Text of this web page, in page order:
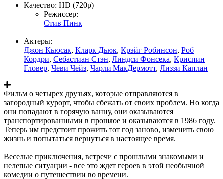
Качество: HD (720p)
Режиссер:
Стив Пинк
Актеры:
Джон Кьюсак, Кларк Дьюк, Крэйг Робинсон, Роб
Кордри, Себастиан Стэн, Линдси Фонсека, Криспин
Гловер, Чеви Чейз, Чарли МакДермотт, Лиззи Каплан
Фильм о четырех друзьях, которые отправляются в
загородный курорт, чтобы сбежать от своих проблем. Но когда
они попадают в горячую ванну, они оказываются
транспортированными в прошлое и оказываются в 1986 году.
Теперь им предстоит прожить тот год заново, изменить свою
жизнь и попытаться вернуться в настоящее время.
Веселые приключения, встречи с прошлыми знакомыми и
нелепые ситуации - все это ждет героев в этой необычной
комедии о путешествии во времени.